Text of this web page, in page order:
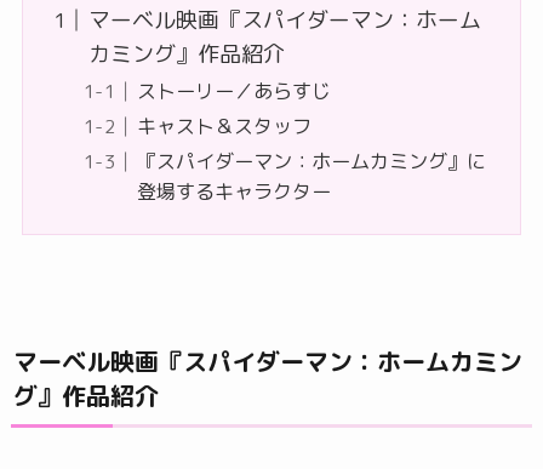
マーベル映画『スパイダーマン：ホーム
カミング』作品紹介
ストーリー／あらすじ
キャスト＆スタッフ
『スパイダーマン：ホームカミング』に
登場するキャラクター
マーベル映画『スパイダーマン：ホームカミン
グ』作品紹介